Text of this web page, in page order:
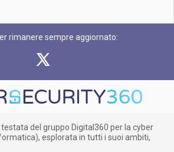
rimanere sempre aggiornato:
del gruppo Digital360 per la cyber
esplorata in tutti i suoi ambiti,